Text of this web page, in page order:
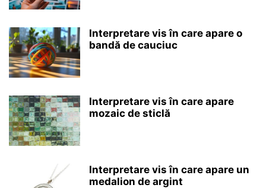
Interpretare vis în care apare o
bandă de cauciuc
Interpretare vis în care apare
mozaic de sticlă
Interpretare vis în care apare un
medalion de argint